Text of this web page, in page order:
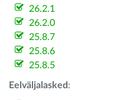
26.2.1
26.2.0
25.8.7
25.8.6
25.8.5
Eelväljalasked :